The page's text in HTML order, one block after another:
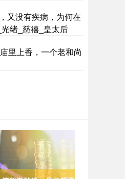
又没有疾病，为何在
绪_慈禧_皇太后
里上香，一个老和尚